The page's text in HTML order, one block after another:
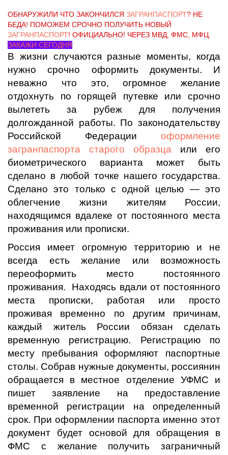
ОБНАРУЖИЛИ ЧТО ЗАКОНЧИЛСЯ ЗАГРАНПАСПОРТ? НЕ
БЕДА! ПОМОЖЕМ СРОЧНО ПОЛУЧИТЬ НОВЫЙ
ЗАГРАНПАСПОРТ! ОФИЦИАЛЬНО! ЧЕРЕЗ МВД, ФМС, МФЦ.
ЗАКАЖИ СЕГОДНЯ
В жизни случаются разные моменты, когда
нужно срочно оформить документы. И
неважно что это, огромное желание
отдохнуть по горящей путевке или срочно
вылететь за рубеж для получения
долгожданной работы. По законодательству
Российской Федерации оформление
загранпаспорта старого образца или его
биометрического варианта может быть
сделано в любой точке нашего государства.
Сделано это только с одной целью — это
облегчение жизни жителям России,
находящимся вдалеке от постоянного места
проживания или прописки.
Россия имеет огромную территорию и не
всегда есть желание или возможность
переоформить место постоянного
проживания. Находясь вдали от постоянного
места прописки, работая или просто
проживая временно по другим причинам,
каждый житель России обязан сделать
временную регистрацию. Регистрацию по
месту пребывания оформляют паспортные
столы. Собрав нужные документы, россиянин
обращается в местное отделение УФМС и
пишет заявление на предоставление
временной регистрации на определенный
срок. При оформлении паспорта именно этот
документ будет основой для обращения в
ФМС с желание получить заграничный